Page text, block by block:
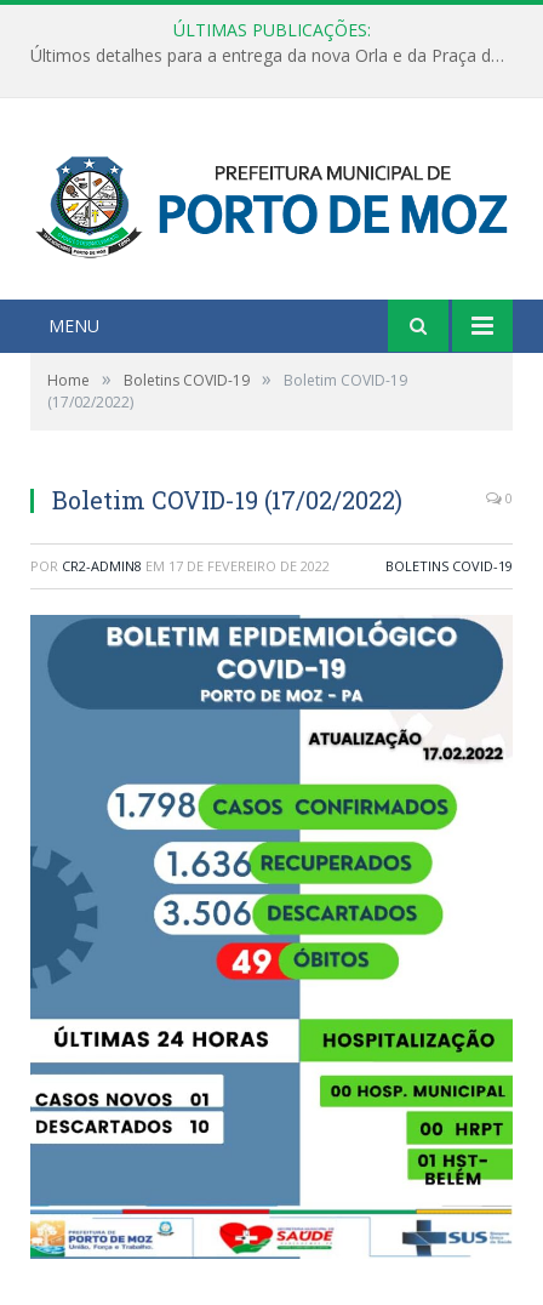
ÚLTIMAS PUBLICAÇÕES:
Últimos detalhes para a entrega da nova Orla e da Praça do Praião
MENU
Home » Boletins COVID-19 »
Boletim COVID-19
(17/02/2022)
Boletim COVID-19 (17/02/2022) 0
POR CR2-ADMIN8 EM 17 DE FEVEREIRO DE 2022 BOLETINS COVID-19